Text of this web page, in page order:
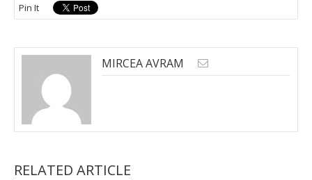
Pin It
MIRCEA AVRAM
RELATED ARTICLE